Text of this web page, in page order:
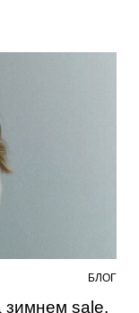
БЛОГ
зимнем sale,